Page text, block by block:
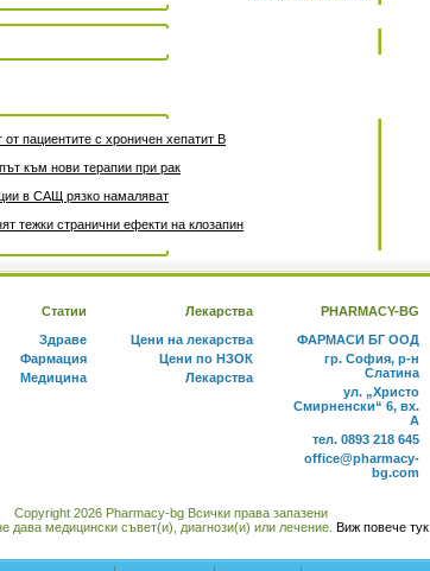
пациентите с хроничен хепатит B
към нови терапии при рак
в САЩ рязко намаляват
тежки странични ефекти на клозапин
Статии
Здраве
Фармация
Медицина
Лекарства
Цени на лекарства
Цени по НЗОК
Лекарства
PHARMACY-BG
ФАРМАСИ БГ ООД
гр. София, р-н
Слатина
ул. „Христо
Смирненски“ 6, вх.
А
тел. 0893 218 645
office@pharmacy-
bg.com
Copyright 2026 Pharmacy-bg Всички права запазени
дава медицински съвет(и), диагнози(и) или лечение. Виж повече тук